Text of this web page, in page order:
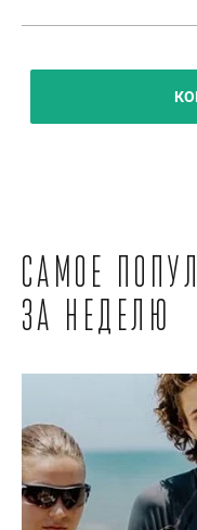
Самое
за неделю